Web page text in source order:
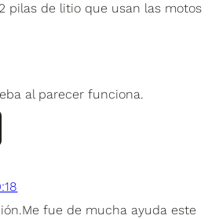
pilas de litio que usan las motos
al parecer funciona.
fue de mucha ayuda este